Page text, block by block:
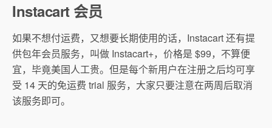
Instacart 会员
如果不想付运费，又想要长期使用的话，Instacart 还有提
供包年会员服务，叫做 Instacart+，价格是 $99，不算便
宜，毕竟美国人工贵。但是每个新用户在注册之后均可享
受 14 天的免运费 trial 服务，大家只要注意在两周后取消
该服务即可。